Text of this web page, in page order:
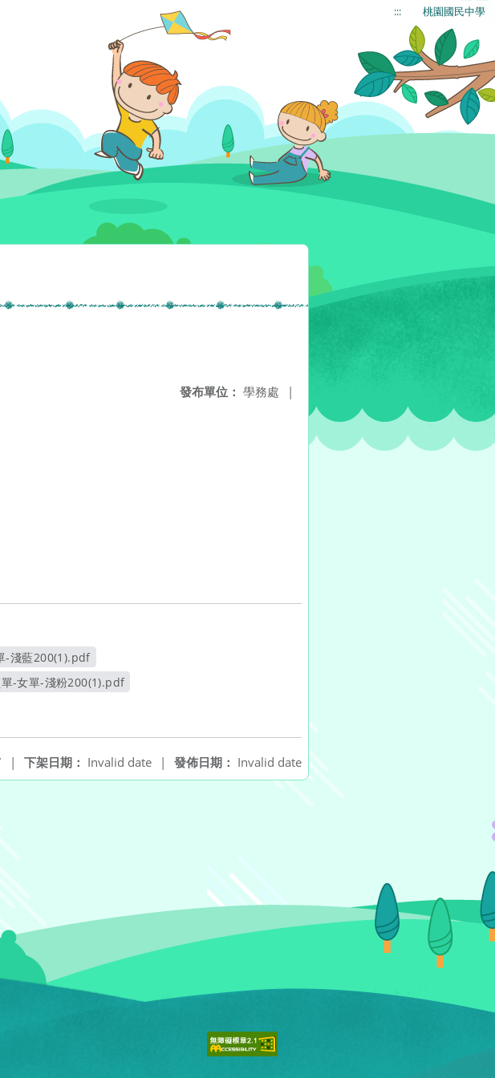
::: 桃園國民中學
發布單位： 學務處 |
-淺藍200(1).pdf
窗
-女單-淺粉200(1).pdf
發佈日期： Invalid date
下架日期： Invalid date |
|